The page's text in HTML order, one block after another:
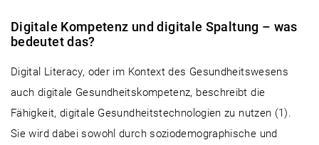
Digitale Kompetenz und digitale Spaltung – was
bedeutet das?
Digital Literacy, oder im Kontext des Gesundheitswesens
auch digitale Gesundheitskompetenz, beschreibt die
Fähigkeit, digitale Gesundheitstechnologien zu nutzen (1).
Sie wird dabei sowohl durch soziodemographische und